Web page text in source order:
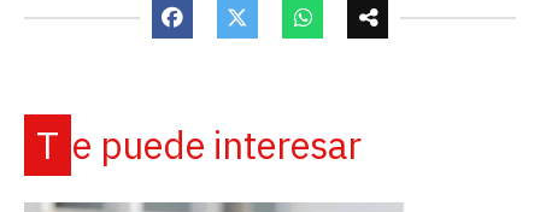
Te puede interesar